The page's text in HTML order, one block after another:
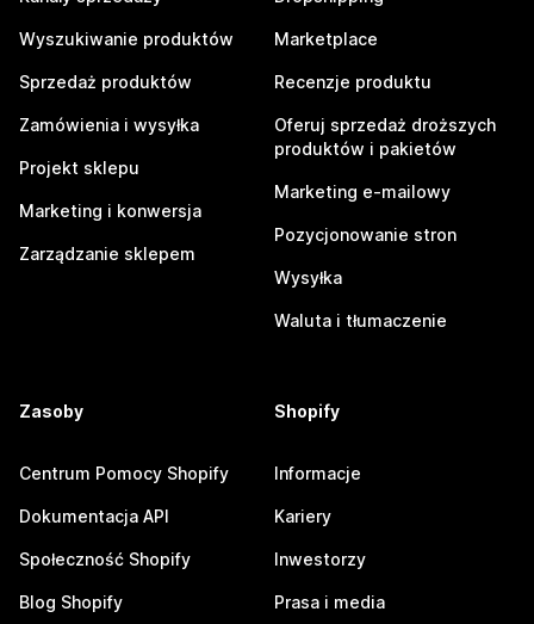
Wyszukiwanie produktów
Sprzedaż produktów
Zamówienia i wysyłka
Projekt sklepu
Marketing i konwersja
Zarządzanie sklepem
Marketplace
Recenzje produktu
Oferuj sprzedaż droższych
produktów i pakietów
Marketing e-mailowy
Pozycjonowanie stron
Wysyłka
Waluta i tłumaczenie
Zasoby
Centrum Pomocy Shopify
Dokumentacja API
Społeczność Shopify
Blog Shopify
Shopify
Informacje
Kariery
Inwestorzy
Prasa i media